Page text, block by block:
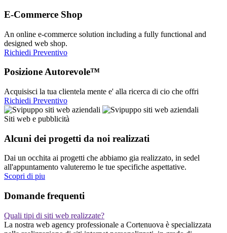
E-Commerce Shop
An online e-commerce solution including a fully functional and
designed web shop.
Richiedi Preventivo
Posizione Autorevole™
Acquisisci la tua clientela mente e' alla ricerca di cio che offri
Richiedi Preventivo
Siti web e pubblicità
Alcuni dei progetti da noi realizzati
Dai un occhita ai progetti che abbiamo gia realizzato, in sedel
all'appuntamento valuteremo le tue specifiche aspettative.
Scopri di piu
Domande frequenti
Quali tipi di siti web realizzate?
La nostra web agency professionale a Cortenuova è specializzata